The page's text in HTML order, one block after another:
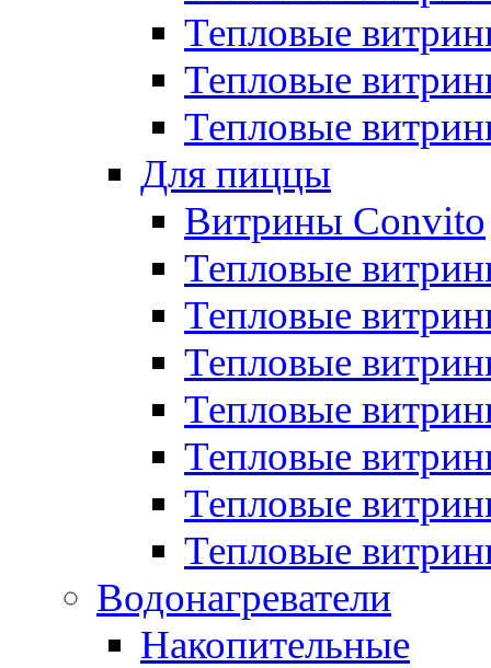
Тепловые
Тепловые
Тепловые
Для пиццы
Витрины Convito
Тепловые
Тепловые
Тепловые
Тепловые
Тепловые
Тепловые
Тепловые
Водонагреватели
Накопительные